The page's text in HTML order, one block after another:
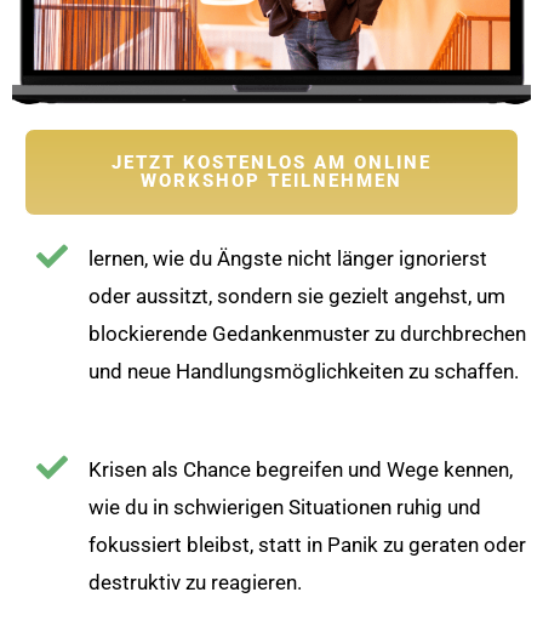
JETZT KOSTENLOS AM ONLINE
WORKSHOP TEILNEHMEN
lernen, wie du Ängste nicht länger ignorierst
oder aussitzt, sondern sie gezielt angehst, um
blockierende Gedankenmuster zu durchbrechen
und neue Handlungsmöglichkeiten zu schaffen.
Krisen als Chance begreifen und Wege kennen,
wie du in schwierigen Situationen ruhig und
fokussiert bleibst, statt in Panik zu geraten oder
destruktiv zu reagieren.